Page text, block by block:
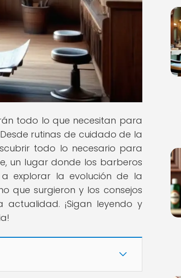
todo lo que necesitan para
rutinas de cuidado de la
todo lo necesario para
un lugar donde los barberos
explorar la evolución de la
que surgieron y los consejos
¡Sigan leyendo y